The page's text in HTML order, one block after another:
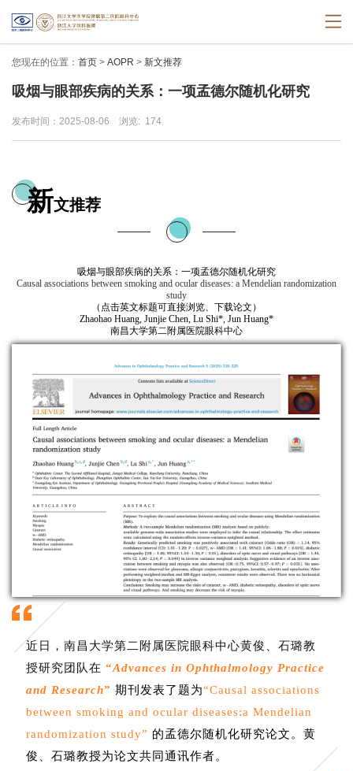
您现在的位置： 首页 > AOPR > 新文推荐
吸烟与眼部疾病的关系：一项孟德尔随机化研究
发布时间：2025-08-06 浏览: 174
新文推荐
吸烟与眼部疾病的关系：一项孟德尔随机化研究
Causal associations between smoking and ocular diseases: a Mendelian randomization
study
（点击英文标题可直接浏览、下载论文）
Zhaohao Huang, Junjie Chen, Lu Shi*, Jun Huang*
南昌大学第二附属医院眼科中心
近日，南昌大学第二附属医院眼科中心黄俊、石璐教
授研究团队在 “Advances in Ophthalmology Practice
and Research” 期刊发表了题为“Causal associations
between smoking and ocular diseases:a Mendelian
randomization study” 的孟德尔随机化研究论文。黄
俊、石璐教授为论文共同通讯作者。